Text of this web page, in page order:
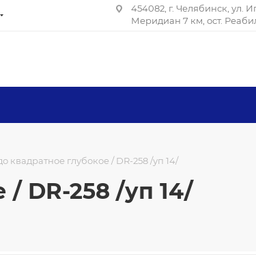
454082, г. Челябинск, ул.
Меридиан 7 км, ост.
квадратное глубокое / DR-258 /уп 14/
DR-258 /уп 14/